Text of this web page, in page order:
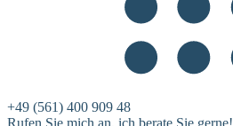
+49 (561) 400 909 48
Rufen Sie mich an, ich berate Sie gerne!